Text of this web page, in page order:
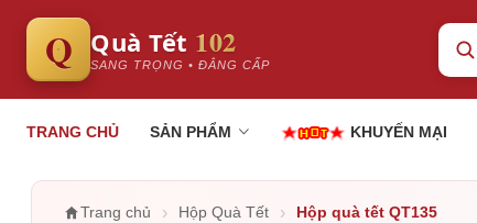
Q Quà Tết 102
SANG TRỌNG • ĐẲNG CẤP
TRANG CHỦ SẢN PHẨM KHUYẾN MẠI
Trang chủ › Hộp Quà Tết › Hộp quà tết QT135